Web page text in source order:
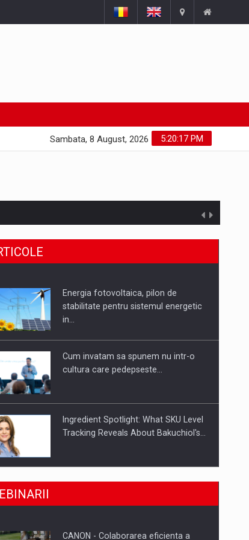
5:20:18 PM
Sambata, 8 August, 2026
din piata
compania intr-o tranzactie de peste 25…
Energia fotovoltaica, pilon de
stabilitate pentru sistemul energetic
in…
Cum invatam sa spunem nu intr-o
cultura care pedepseste…
Ingredient Spotlight: What SKU Level
Tracking Reveals About Bakuchiol's…
Producatorii si comerciantii care nu
CANON - Colaborarea eficienta a